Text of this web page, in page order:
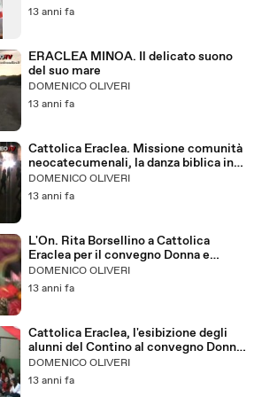
13 anni fa
ERACLEA MINOA. Il delicato suono
del suo mare
DOMENICO OLIVERI
13 anni fa
Cattolica Eraclea. Missione comunità
neocatecumenali, la danza biblica in
piazza Roma
DOMENICO OLIVERI
13 anni fa
L'On. Rita Borsellino a Cattolica
Eraclea per il convegno Donna e
Legalità. Ecco il suo intervento
DOMENICO OLIVERI
13 anni fa
Cattolica Eraclea, l'esibizione degli
alunni del Contino al convegno Donna
e Legalità
DOMENICO OLIVERI
13 anni fa